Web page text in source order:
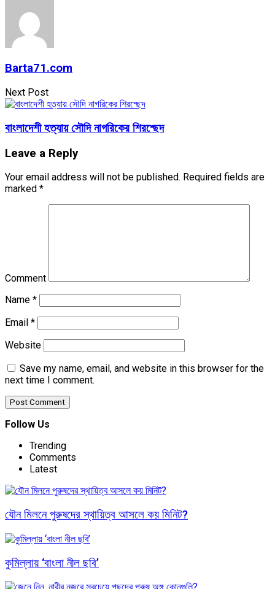
Barta71.com
Next Post
বাংলাদেশী হত্যায় সৌদি নাগরিকের শিরশ্ছেদ
Leave a Reply
Your email address will not be published. Required fields are
marked *
Comment
Name *
Email *
Website
Save my name, email, and website in this browser for the
next time I comment.
Follow Us
Trending
Comments
Latest
যৌন মিলনে পুরুষদের স্থায়িত্ব আসলে কয় মিনিট?
কুমিল্লায় ‘বাংলা নীল ছবি’